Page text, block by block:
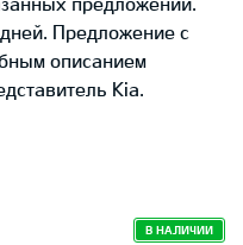
Предложение с
описанием
Kia.
В НАЛИЧИИ